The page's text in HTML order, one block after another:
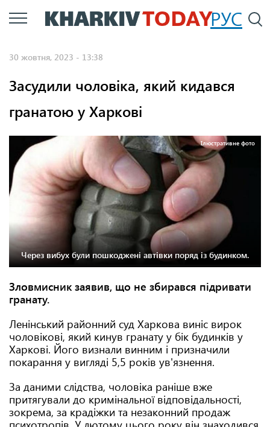
Перейти
до
РУС
30 жовтня, 2023 - 13:38
Засудили чоловіка, який кидався
гранатою у Харкові
Ілюстративне фото
Через вибух були пошкоджені автівки поряд із будинком.
Зловмисник заявив, що не збирався підривати
гранату.
Ленінський районний суд Харкова виніс вирок
чоловікові, який кинув гранату у бік будинків у
Харкові. Його визнали винним і призначили
покарання у вигляді 5,5 років ув'язнення.
За даними слідства, чоловіка раніше вже
притягували до кримінальної відповідальності,
зокрема, за крадіжки та незаконний продаж